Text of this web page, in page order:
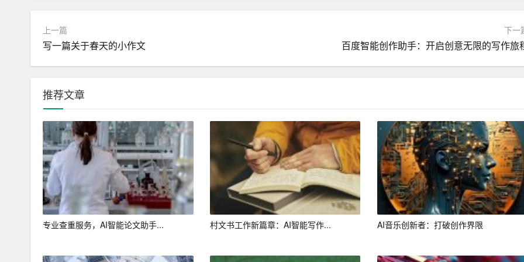
2. 选择合适平台：根据自身需求，选择一个功能完善、模板丰富的AI写作平台。
3. 输入关键词：在平台上输入关键词或主题，让AI助手更好地理解你的需求。
4. 生成文章：等待AI助手生成文章，并对生成的文章进行查看和修改。
6. 持续学习：在使用过程中，用户可以不断向AI助手提供反馈，使其更好地了解你的写作风格和需求。
总之，AI写作平台作为一种新型的写作助手，具有很高的实用价值和广阔的发展前景。通过合理运用AI写作平
台，用户可以提高写作效率，降低写作难度，丰富写作内容，从而更好地发挥自己的创造力。
上一篇
写一篇关于春天的小作文
下一
百度智能创作助手：开启创意无限的写作旅
推荐文章
专业查重服务，AI智能论文助手... 村文书工作新篇章：AI智能写作... AI音乐创新者：打破创作界限